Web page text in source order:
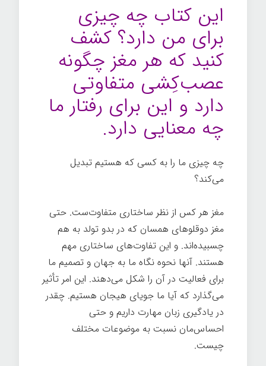
این کتاب چه چیزی
برای من دارد؟ کشف
کنید که هر مغز چگونه
عصب‌کِشی متفاوتی
دارد و این برای رفتار ما
چه معنایی دارد.
چه چیزی ما را به کسی که هستیم تبدیل
می‌کند؟
مغز هر کس از نظر ساختاری متفاوت‌ست. حتی
مغز دوقلوهای همسان که در بدو تولد به هم
چسبیده‌اند. و این تفاوت‌های ساختاری مهم
هستند. آنها نحوه نگاه ما به جهان و تصمیم ما
برای فعالیت در آن را شکل می‌دهند. این امر تأثیر
می‌گذارد که آیا ما جویای هیجان هستیم. چقدر
در یادگیری زبان مهارت داریم و حتی
احساس‌مان نسبت به موضوعات مختلف
چیست.